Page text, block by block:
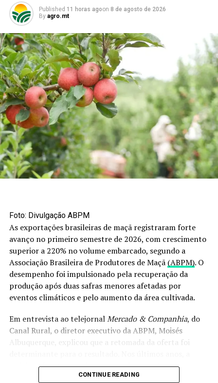
“Foi algo que impactou e virou o mercado muito
rapidamente. A gente vinha em uma crescente de
demanda por parte dos Estados Unidos, assim como um
aumento de preços que já eram percebidos desde o
início desse ano e comparativamente a 2024, mas, de
uma hora para outra, a gente se viu ‘descalso’”, detalha.
Venda de mel a outros destinos
do produto a novos mercados.
Assim, desviar a exportação dos Estados Unidos à União
Europeia, segundo consumidor do mel brasileiro,
encontra como entrave a certificação orgânica
atualmente chancelada ao mercado norte-americano,
que é a NOP, do USDA.
“Essa certificação NOP não tem uma equivalência com a
de produção orgânica da Comunidade Europeia. […]
Acabamos ficando restritos a países que aceitam a
afirma. Conforme o diretor da Apidouro, este é o caso do
Published 11 horas agoon 8 de agosto de 2026
By agro.mt
Foto: Divulgação ABPM
As exportações brasileiras de maçã registraram forte
avanço no primeiro semestre de 2026, com crescimento
superior a 220% no volume embarcado, segundo a
Associação Brasileira de Produtores de Maçã (ABPM). O
desempenho foi impulsionado pela recuperação da
produção após duas safras menores afetadas por
eventos climáticos e pelo aumento da área cultivada.
Em entrevista ao telejornalMercado & Companhia, do
Canal Rural, o diretor executivo da ABPM, Moisés
Albuquerque, explicou que a retomada da oferta foi
cadeia enfrentou perdas provocadas por chuvas
intensas, especialmente no segundo semestre de 2023 e
CONTINUE READING